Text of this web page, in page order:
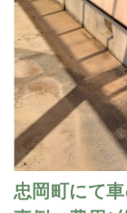
忠岡町にて